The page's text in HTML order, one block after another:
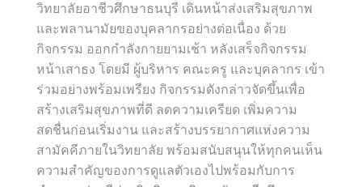
วิทยาลัยอาชีวศึกษาธนบุรี เดินหน้าส่งเสริมสุขภาพ
และพลานามัยของบุคลากรอย่างต่อเนื่อง ด้วย
กิจกรรม ออกกำลังกายยามเช้า หลังเสร็จกิจกรรม
หน้าเสาธง โดยมี ผู้บริหาร คณะครู และบุคลากร เข้า
ร่วมอย่างพร้อมเพรียง กิจกรรมดังกล่าวจัดขึ้นเพื่อ
สร้างเสริมสุขภาพที่ดี ลดความเครียด เพิ่มความ
สดชื่นก่อนเริ่มงาน และสร้างบรรยากาศแห่งความ
สามัคคีภายในวิทยาลัย พร้อมสนับสนุนให้ทุกคนเห็น
ความสำคัญของการดูแลตัวเองไปพร้อมกับการ